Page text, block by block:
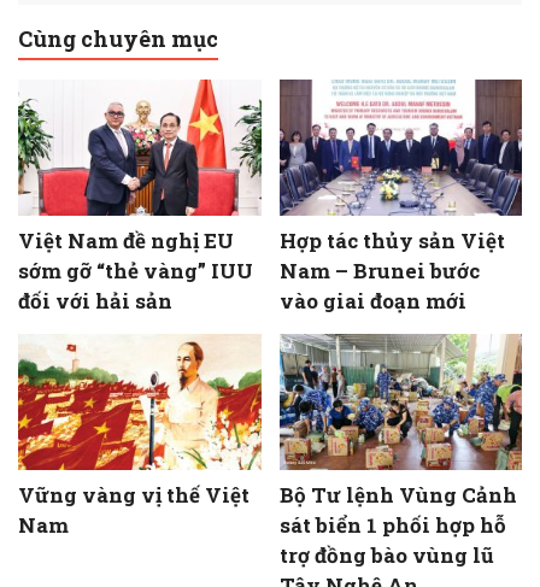
Cùng chuyên mục
Việt Nam đề nghị EU
sớm gỡ “thẻ vàng” IUU
đối với hải sản
Hợp tác thủy sản Việt
Nam – Brunei bước
vào giai đoạn mới
Vững vàng vị thế Việt
Nam
Bộ Tư lệnh Vùng Cảnh
sát biển 1 phối hợp hỗ
trợ đồng bào vùng lũ